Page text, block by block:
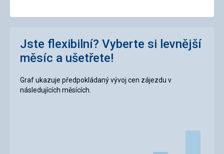
Jste flexibilní? Vyberte si levnější
měsíc a ušetřete!
Graf ukazuje předpokládaný vývoj cen zájezdu v
následujících měsících.